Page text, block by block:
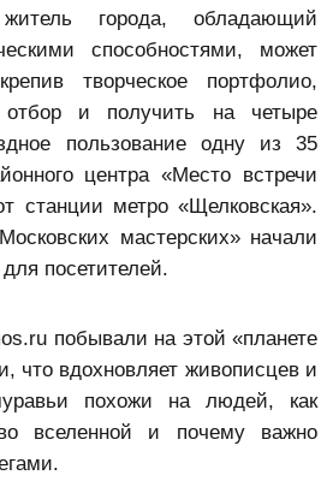
житель города, обладающий
способностями, может
творческое портфолио,
отбор и получить на четыре
пользование одну из 35
центра «Место встречи
станции метро «Щелковская».
мастерских» начали
посетителей.
побывали на этой «планете
что вдохновляет живописцев и
похожи на людей, как
вселенной и почему важно